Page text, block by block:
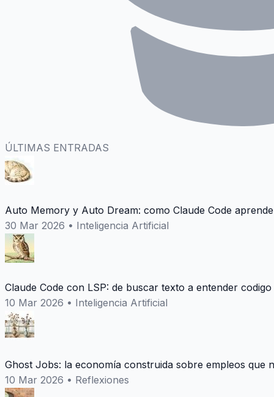
ÚLTIMAS ENTRADAS
Auto Memory y Auto Dream: como Claude Code
30 Mar 2026 • Inteligencia Artificial
Claude Code con LSP: de buscar texto a entender codigo
10 Mar 2026 • Inteligencia Artificial
Ghost Jobs: la economía construida sobre empleos que
10 Mar 2026 • Reflexiones